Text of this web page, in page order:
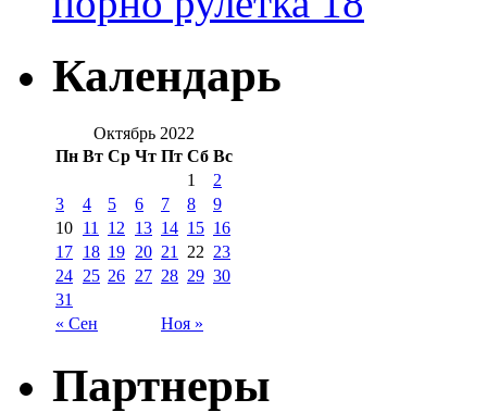
Календарь
Октябрь 2022
Пн Вт Ср Чт Пт Сб Вс
« Сен Ноя »
1
2
3
4 5 6 7 8
9
10 11 12 13 14 15 16
17 18 19 20 21 22 23
24 25 26 27 28 29 30
31
Партнеры